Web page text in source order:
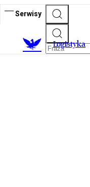
Serwisy
Logistyka